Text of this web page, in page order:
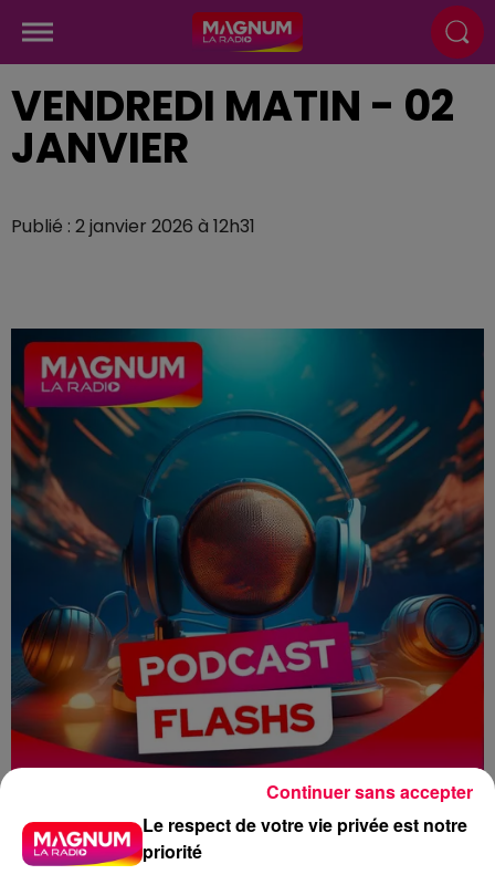
VENDREDI MATIN - 02
JANVIER
Publié : 2 janvier 2026 à 12h31
Le respect de votre vie privée est notre
priorité
Continuer sans accepter